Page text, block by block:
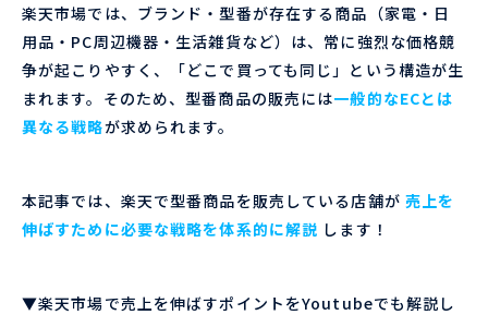
楽天市場では、ブランド・型番が存在する商品（家電・日
用品・PC周辺機器・生活雑貨など）は、常に強烈な価格競
争が起こりやすく、「どこで買っても同じ」という構造が生
まれます。そのため、型番商品の販売には一般的なECとは
異なる戦略が求められます。
本記事では、楽天で型番商品を販売している店舗が 売上を
伸ばすために必要な戦略を体系的に解説 します！
▼楽天市場で売上を伸ばすポイントをYoutubeでも解説し